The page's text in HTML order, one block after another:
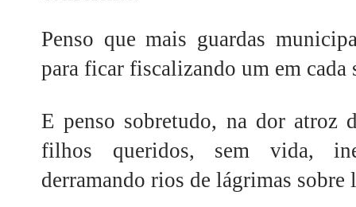
Penso que mais guardas
para ficar fiscalizando um em
E penso sobretudo, na dor atroz
filhos queridos, sem vida,
derramando rios de lágrimas sobre